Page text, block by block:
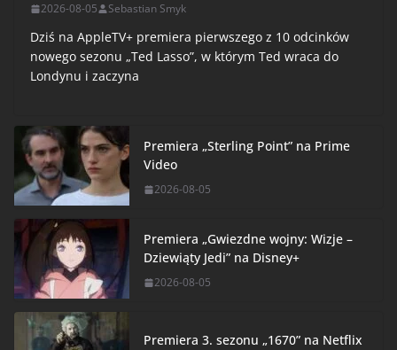
2026-08-05 Sebastian Smyk
Dziś na AppleTV+ premiera pierwszego z 10 odcinków
nowego sezonu „Ted Lasso”, w którym Ted wraca do
Londynu i zaczyna
Premiera „Sterling Point” na Prime
Video
2026-08-05
Premiera „Gwiezdne wojny: Wizje –
Dziewiąty Jedi” na Disney+
2026-08-05
Premiera 3. sezonu „1670” na Netflix